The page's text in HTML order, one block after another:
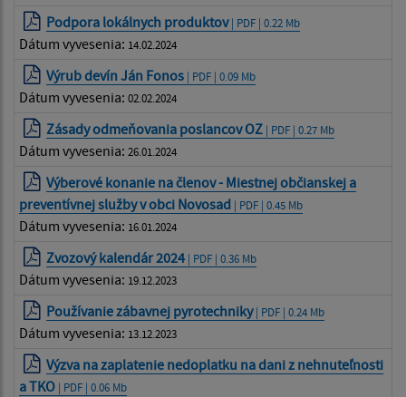
Podpora lokálnych produktov| PDF | 0.22 Mb
Dátum vyvesenia: 14.02.2024
Výrub devín Ján Fonos | PDF | 0.09 Mb
Dátum vyvesenia: 02.02.2024
Zásady odmeňovania poslancov OZ | PDF | 0.27 Mb
Dátum vyvesenia: 26.01.2024
Výberové konanie na členov - Miestnej občianskej a
preventívnej služby v obci Novosad | PDF | 0.45 Mb
Dátum vyvesenia: 16.01.2024
Zvozový kalendár 2024 | PDF | 0.36 Mb
Dátum vyvesenia: 19.12.2023
Používanie zábavnej pyrotechniky| PDF | 0.24 Mb
Dátum vyvesenia: 13.12.2023
Výzva na zaplatenie nedoplatku na dani z nehnuteľnosti
a TKO | PDF | 0.06 Mb